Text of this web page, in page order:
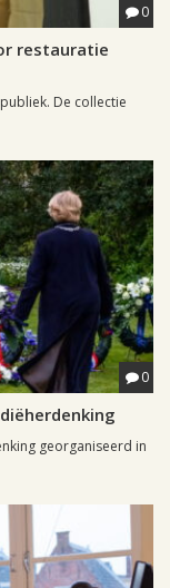
0
restauratie
De collectie
0
georganiseerd in